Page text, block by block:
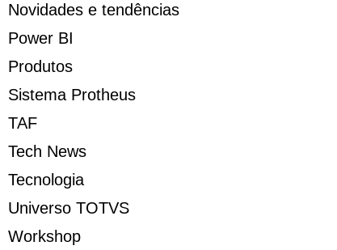
Novidades e tendências
Power BI
Produtos
Sistema Protheus
TAF
Tech News
Tecnologia
Universo TOTVS
Workshop